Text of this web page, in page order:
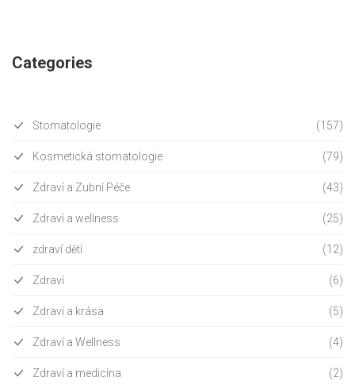
Categories
Stomatologie (157)
Kosmetická stomatologie (79)
Zdraví a Zubní Péče (43)
Zdraví a wellness (25)
zdraví dětí (12)
Zdraví (6)
Zdraví a krása (5)
Zdraví a Wellness (4)
Zdraví a medicína (2)